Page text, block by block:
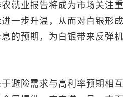
农就业报告将成为市场关注
一步升温，从而对白银形
的预期，为白银带来反弹
避险需求与高利率预期相